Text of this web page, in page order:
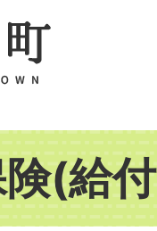
険(給